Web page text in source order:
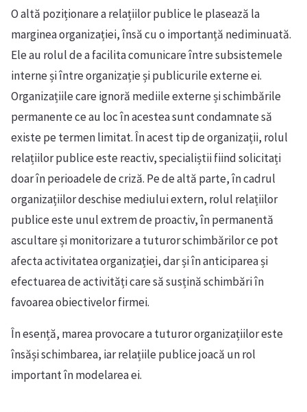
O altă poziționare a relațiilor publice le plasează la
marginea organizației, însă cu o importanță nediminuată.
Ele au rolul de a facilita comunicare între subsistemele
interne și între organizație și publicurile externe ei.
Organizațiile care ignoră mediile externe și schimbările
permanente ce au loc în acestea sunt condamnate să
existe pe termen limitat. În acest tip de organizații, rolul
relațiilor publice este reactiv, specialiștii fiind solicitați
doar în perioadele de criză. Pe de altă parte, în cadrul
organizațiilor deschise mediului extern, rolul relațiilor
publice este unul extrem de proactiv, în permanentă
ascultare și monitorizare a tuturor schimbărilor ce pot
afecta activitatea organizației, dar și în anticiparea și
efectuarea de activități care să susțină schimbări în
favoarea obiectivelor firmei.
În esență, marea provocare a tuturor organizațiilor este
însăși schimbarea, iar relațiile publice joacă un rol
important în modelarea ei.